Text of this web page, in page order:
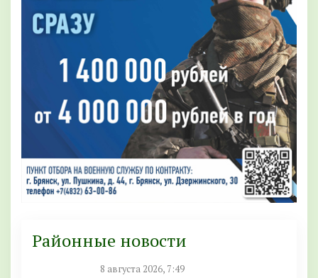
Районные новости
8 августа 2026, 7:49